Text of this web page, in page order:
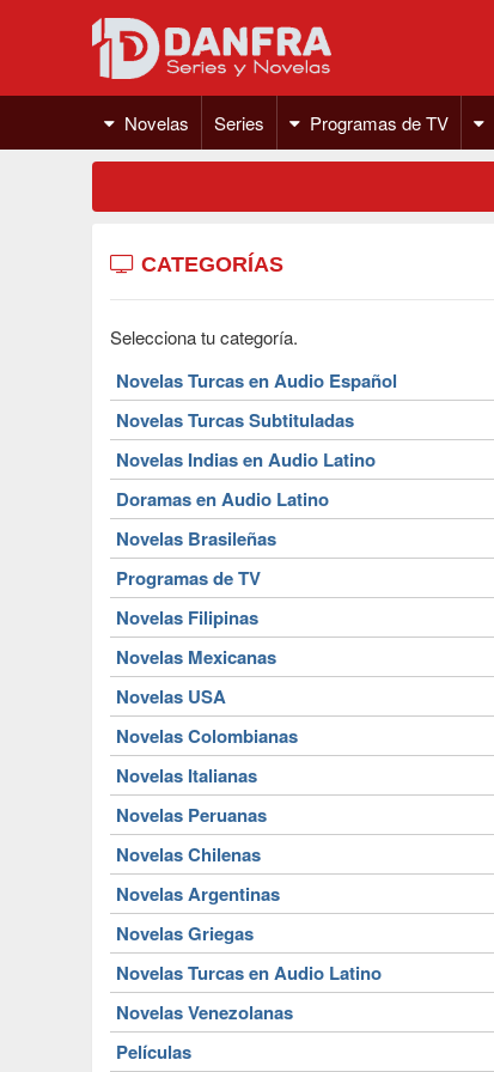
Novelas Series Programas de TV
CATEGORÍAS
Selecciona tu categoría.
Novelas Turcas en Audio Español
Novelas Turcas Subtituladas
Novelas Indias en Audio Latino
Doramas en Audio Latino
Novelas Brasileñas
Programas de TV
Novelas Filipinas
Novelas Mexicanas
Novelas USA
Novelas Colombianas
Novelas Italianas
Novelas Peruanas
Novelas Chilenas
Novelas Argentinas
Novelas Griegas
Novelas Turcas en Audio Latino
Novelas Venezolanas
Películas